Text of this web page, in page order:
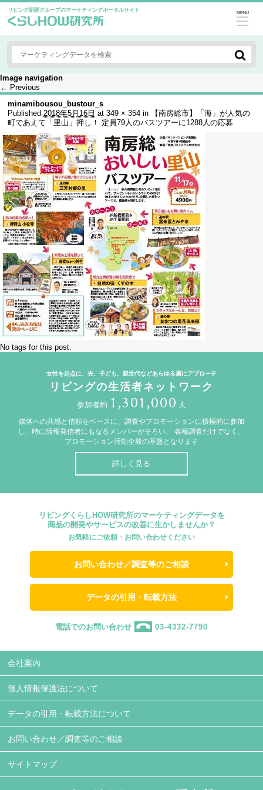
リビング新聞グループのマーケティングポータルサイト MENU
Image navigation
← Previous
minamibousou_bustour_s
Published2018年5月16日 at349 × 354 in
【南房総市】「海」が人気の
町であえて「里山」押し！ 定員79人のバスツアーに1288人の応募
No tags for this post.
女性を起点に、夫、子ども、親世代などあらゆる層にアプローチ
リビングの生活者ネットワーク
参加者約 1,301,000 人
媒体への共感と信頼をベースに、調査やプロモーションに積極的に参加
し、時に情報発信者にもなるメンバーがそろい、
各種調査だけでなく、
プロモーション活動全般の基盤となります
詳しく見る
リビングくらしHOW研究所のマーケティングデータを
商品の開発やサービスの改善に生かしませんか？
お気軽にご依頼・お問い合わせください
お問い合わせ／調査等のご相談
データの引用・転載方法
電話でのお問い合わせ 03-4332-7790
会社案内
個人情報保護法について
データの引用・転載方法について
お問い合わせ／調査等のご相談
サイトマップ